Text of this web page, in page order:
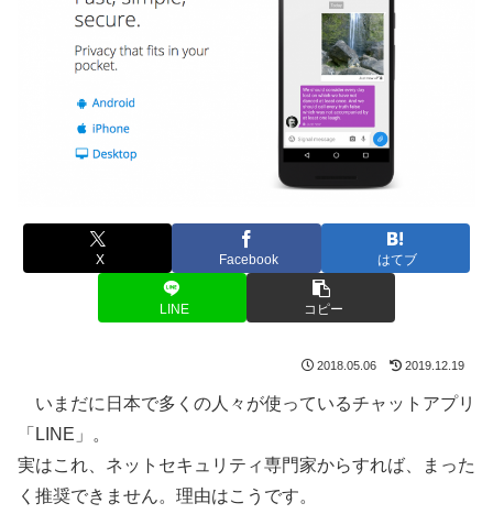
X Facebook はてブ
LINE コピー
2018.05.06 2019.12.19
いまだに日本で多くの人々が使っているチャットアプリ
「LINE」。
実はこれ、ネットセキュリティ専門家からすれば、まった
く推奨できません。理由はこうです。